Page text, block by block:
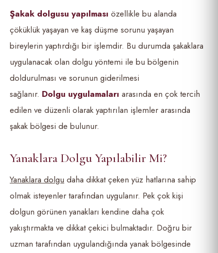
Şakak dolgusu yapılması özellikle bu alanda
çöküklük yaşayan ve kaş düşme sorunu yaşayan
bireylerin yaptırdığı bir işlemdir. Bu durumda şakaklara
uygulanacak olan dolgu yöntemi ile bu bölgenin
doldurulması ve sorunun giderilmesi
sağlanır. Dolgu uygulamaları arasında en çok tercih
edilen ve düzenli olarak yaptırılan işlemler arasında
şakak bölgesi de bulunur.
Yanaklara Dolgu Yapılabilir Mi?
Yanaklara dolgu daha dikkat çeken yüz hatlarına sahip
olmak isteyenler tarafından uygulanır. Pek çok kişi
dolgun görünen yanakları kendine daha çok
yakıştırmakta ve dikkat çekici bulmaktadır. Doğru bir
uzman tarafından uygulandığında yanak bölgesinde